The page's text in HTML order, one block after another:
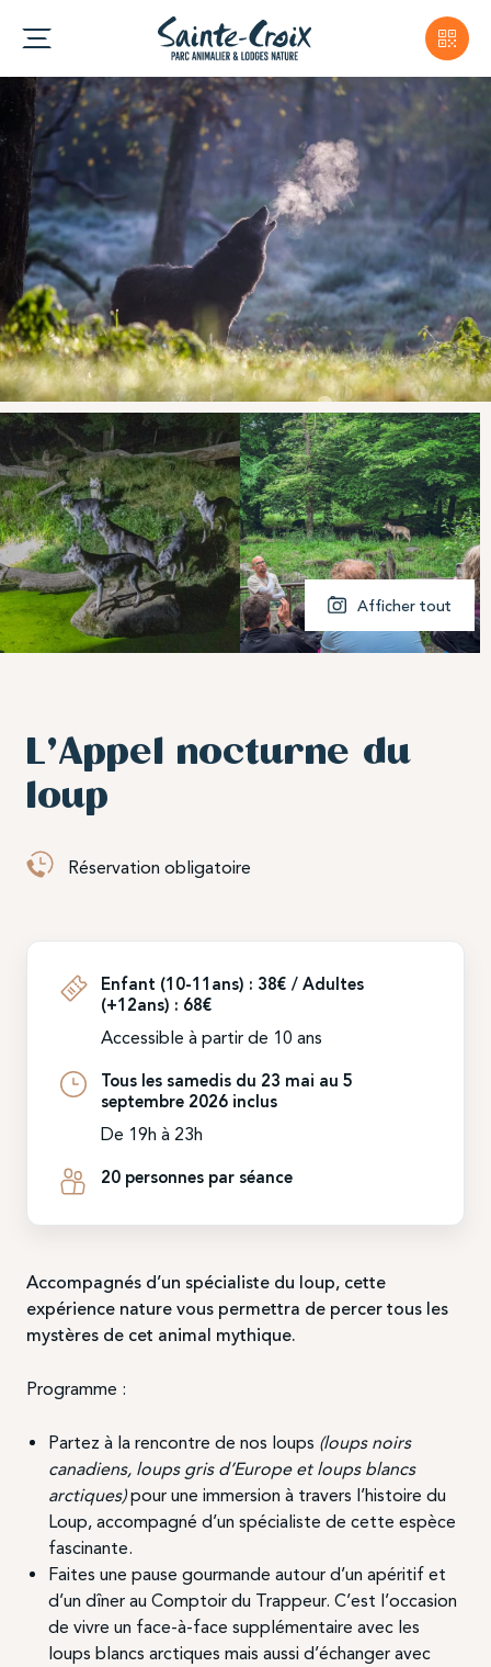
Afficher tout
L’Appel nocturne du
loup
Réservation obligatoire
Enfant (10-11ans) : 38€ / Adultes
(+12ans) : 68€
Accessible à partir de 10 ans
Tous les samedis du 23 mai au 5
septembre 2026 inclus
De 19h à 23h
20 personnes par séance
Accompagnés d’un spécialiste du loup, cette
expérience nature vous permettra de percer tous les
mystères de cet animal mythique.
Programme :
Partez à la rencontre de nos loups (loups noirs
canadiens, loups gris d’Europe et loups blancs
arctiques)pour une immersion à travers l’histoire du
Loup, accompagné d’un spécialiste de cette espèce
fascinante.
Faites une pause gourmande autour d’un apéritif et
d’un dîner au Comptoir du Trappeur. C’est l’occasion
de vivre un face-à-face supplémentaire avec les
loups blancs arctiques mais aussi d’échanger avec
Semaine de l'ours
Venez découvrirAnita, Alexandra, Chance et
Thomasfaisant leurs premiers pas sur leur
nouveau territoire !
Rencontrez l’associationPays de l’Ours –
Adet, échangez autour de la protection de
l’ours brun et participez à notre grande
campagne de dons« Les Gardiens de
l’Ours ».